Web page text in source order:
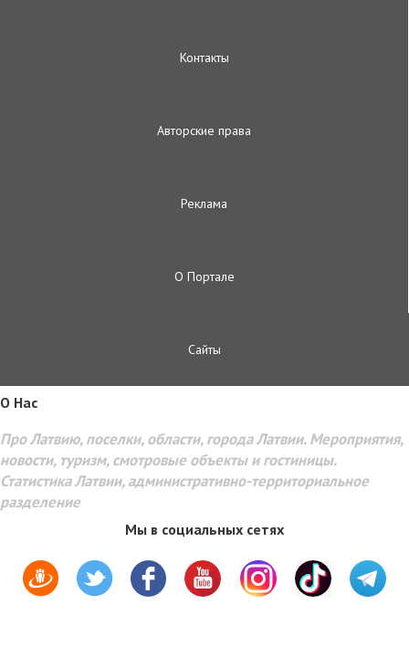
Контакты
Авторские права
Реклама
О Портале
Сайты
O Hac
Про Латвию, поселки, области, города Латвии. Мероприятия,
новости, туризм, смотровые объекты и гостиницы.
Статистика Латвии, административно-территориальное
разделение
Мы в социальных сетях